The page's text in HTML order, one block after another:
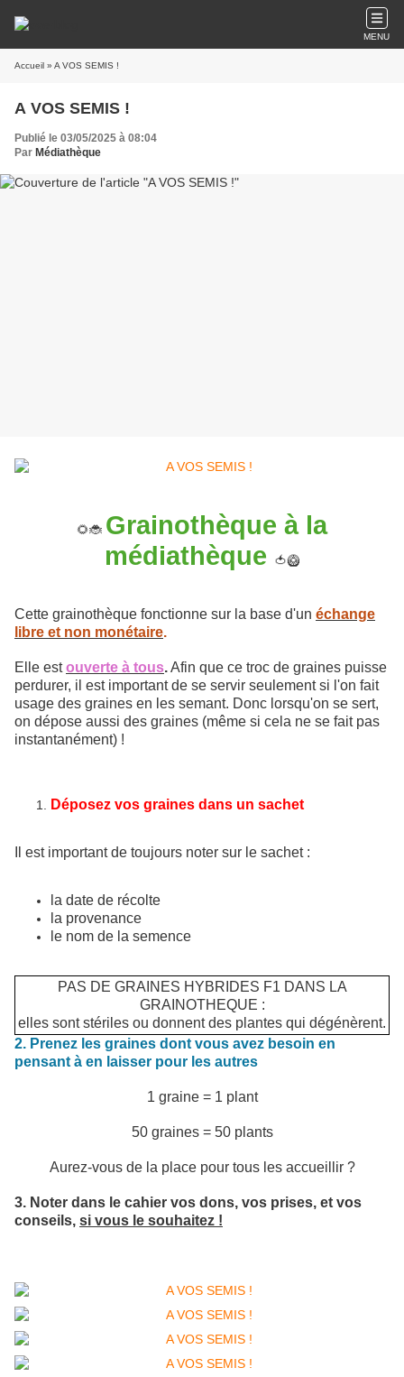
MENU
Accueil » A VOS SEMIS !
A VOS SEMIS !
Publié le 03/05/2025 à 08:04
Par Médiathèque
🌻🐞 Grainothèque à la
médiathèque
🍅🥝
Cette grainothèque fonctionne sur la base d'un échange
libre et non monétaire.
Elle estouverte à tous.Afin que ce troc de graines puisse
perdurer, il est important de se servir seulement si l'on fait
usage des graines en les semant. Donc lorsqu'on se sert,
on dépose aussi des graines (même si cela ne se fait pas
instantanément) !
Déposez vos graines dans un sachet
Il est important de toujours noter sur le sachet :
la date de récolte
la provenance
le nom de la semence
PAS DE GRAINES HYBRIDES F1 DANS LA
GRAINOTHEQUE :
elles sont stériles ou donnent des plantes qui dégénèrent.
2. Prenez les graines dont vous avez besoin en
pensant à en laisser pour les autres
1 graine = 1 plant
50 graines = 50 plants
Aurez-vous de la place pour tous les accueillir ?
3. Noter dans le cahier vos dons, vos prises, et vos
conseils, si vous le souhaitez !